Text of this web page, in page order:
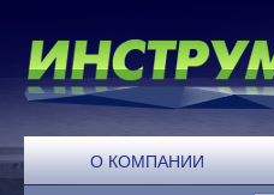
О КОМПАНИИ